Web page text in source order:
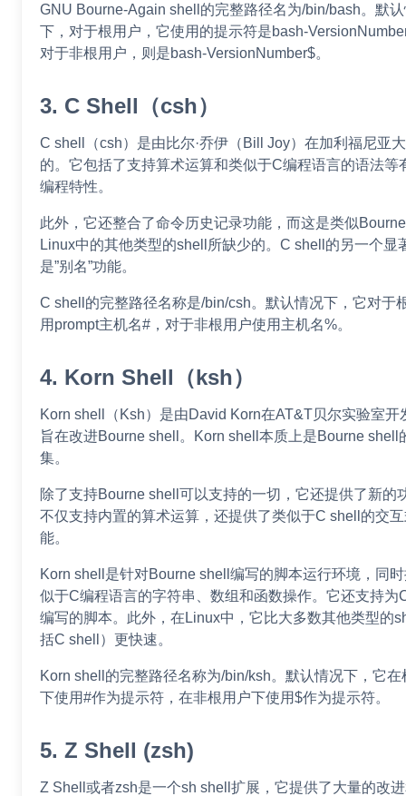
GNU Bourne-Again shell的完整路径名为/bin/bash。默
下，对于根用户，它使用的提示符是bash-
对于非根用户，则是bash-VersionNumber$。
3. C Shell（csh）
C shell（csh）是由比尔·乔伊（Bill Joy）在加利福尼亚
的。它包括了支持算术运算和类似于C编程语言的语法等
编程特性。
此外，它还整合了命令历史记录功能，而这是类似
Linux中的其他类型的shell所缺少的。C shell的另一个显
是”别名”功能。
C shell的完整路径名称是/bin/csh。默认情况下，它对于
用prompt主机名#，对于非根用户使用主机名%。
4. Korn Shell（ksh）
Korn shell（Ksh）是由David Korn在AT&T贝尔实验室开
旨在改进Bourne shell。Korn shell本质上是Bourne shell
集。
除了支持Bourne shell可以支持的一切，它还提供了新的
不仅支持内置的算术运算，还提供了类似于C shell的交
能。
Korn shell是针对Bourne shell编写的脚本运行环境，同
似于C编程语言的字符串、数组和函数操作。它还支持为
编写的脚本。此外，在Linux中，它比大多数其他类型的
括C shell）更快速。
Korn shell的完整路径名称为/bin/ksh。默认情况下，它在
下使用#作为提示符，在非根用户下使用$作为提示符。
5. Z Shell (zsh)
Z Shell或者zsh是一个sh shell扩展，它提供了大量的改